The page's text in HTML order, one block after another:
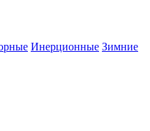
Инерционные Зимние